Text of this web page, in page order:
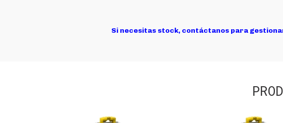
Si necesitas stock, contáctanos para